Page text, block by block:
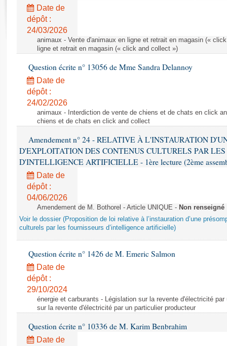
Rapports législatifs
Rapports sur l'application des lois
Baromètre de l’application des lois
Dossiers législatifs
Budget et sécurité sociale
Questions écrites et orales
Comptes rendus des débats
Date de
dépôt :
24/03/2026
animaux - Vente d'animaux en ligne et retrait en magasin («
ligne et retrait en magasin (« click and collect »)
Question écrite n° 13056 de Mme Sandra Delannoy
Date de
dépôt :
24/02/2026
animaux - Interdiction de vente de chiens et de chats en click
chiens et de chats en click and collect
Amendement n° 24 - RELATIVE À L'INSTAURATION
D'EXPLOITATION DES CONTENUS CULTURELS PAR LES
D'INTELLIGENCE ARTIFICIELLE - 1ère lecture (2ème
Date de
dépôt :
04/06/2026
Amendement de M. Bothorel - Article UNIQUE - Non renseigné
Voir le dossier (Proposition de loi relative à l’instauration d’une
culturels par les fournisseurs d’intelligence artificielle)
Question écrite n° 1426 de M. Emeric Salmon
Date de
dépôt :
29/10/2024
énergie et carburants - Législation sur la revente d'électricité
sur la revente d'électricité par un particulier producteur
Question écrite n° 10336 de M. Karim Benbrahim
Date de